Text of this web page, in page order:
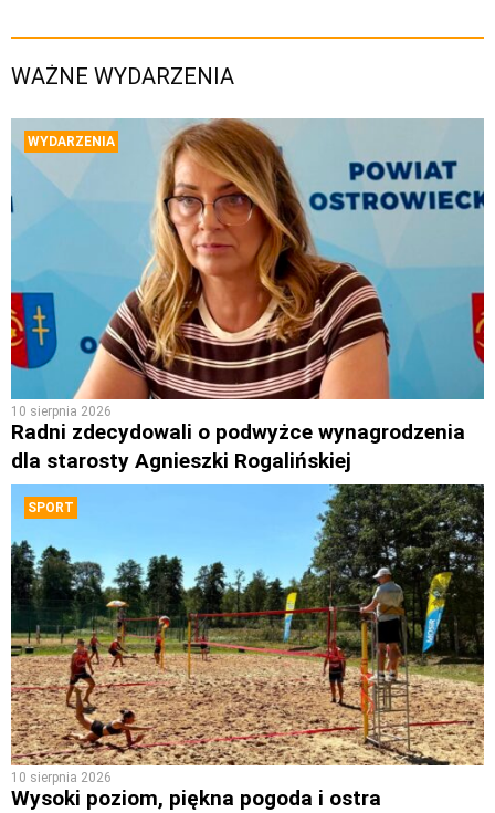
WAŻNE WYDARZENIA
WYDARZENIA
10 sierpnia 2026
Radni zdecydowali o podwyżce wynagrodzenia
dla starosty Agnieszki Rogalińskiej
SPORT
10 sierpnia 2026
Wysoki poziom, piękna pogoda i ostra